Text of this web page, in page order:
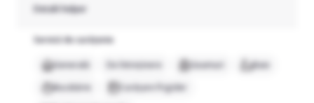
Detalii helper
Servicii de curățenie
Generală De întreținere Geamuri
Baie
Bucătărie
Curățare frigider